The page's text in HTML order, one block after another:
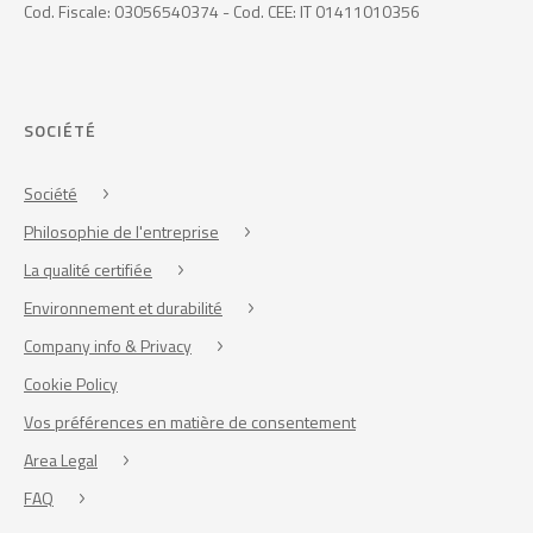
Cod. Fiscale: 03056540374 - Cod. CEE: IT 01411010356
SOCIÉTÉ
Société
Philosophie de l'entreprise
La qualité certifiée
Environnement et durabilité
Company info & Privacy
Cookie Policy
Vos préférences en matière de consentement
Area Legal
FAQ